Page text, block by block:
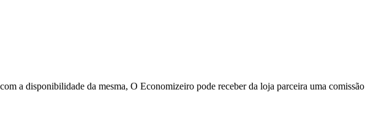
a disponibilidade da mesma, O Economizeiro pode receber da loja parceira uma comissão